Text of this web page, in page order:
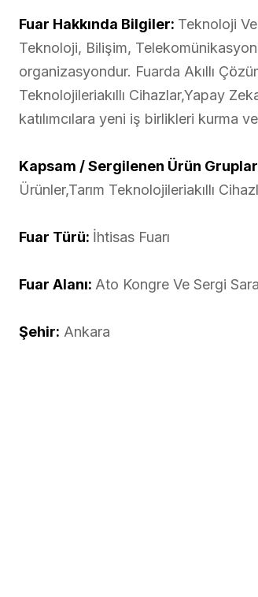
Fuar Hakkında Bilgiler: Teknoloji
Teknoloji, Bilişim,
organizasyondur. Fuarda Akıllı
Teknolojileriakıllı Cihazlar,Yapay
katılımcılara yeni iş birlikleri kurma
Kapsam / Sergilenen Ürün
Ürünler,Tarım Teknolojileriakıllı
Fuar Türü: İhtisas Fuarı
Fuar Alanı: Ato Kongre Ve Sergi
Şehir: Ankara